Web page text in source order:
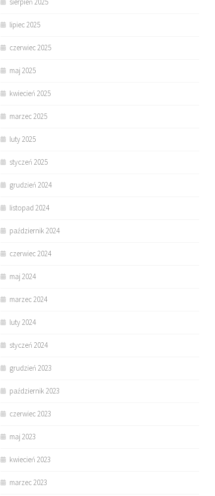
lipiec 2025
czerwiec 2025
maj 2025
kwiecień 2025
marzec 2025
luty 2025
styczeń 2025
grudzień 2024
listopad 2024
październik 2024
czerwiec 2024
maj 2024
marzec 2024
luty 2024
styczeń 2024
grudzień 2023
październik 2023
czerwiec 2023
maj 2023
kwiecień 2023
marzec 2023